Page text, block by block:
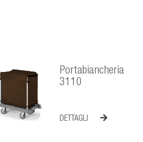
Portabiancheria
3110
DETTAGLI